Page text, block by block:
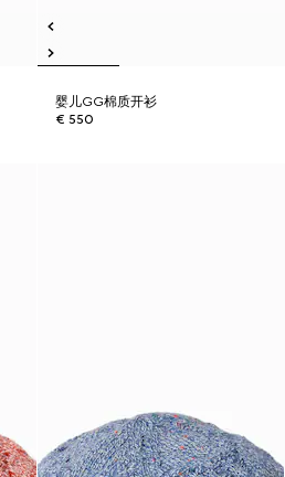
婴儿GG棉质开衫
€ 550